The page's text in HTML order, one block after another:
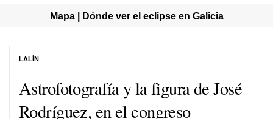
Mapa | Dónde ver el eclipse en Galicia
Astrofotografía y la figura de José
Rodríguez, en el congreso
LALÍN